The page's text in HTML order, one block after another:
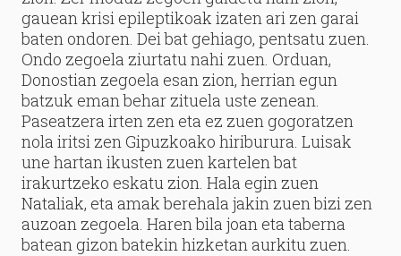
gauean krisi epileptikoak izaten ari zen garai
baten ondoren. Dei bat gehiago, pentsatu zuen.
Ondo zegoela ziurtatu nahi zuen. Orduan,
Donostian zegoela esan zion, herrian egun
batzuk eman behar zituela uste zenean.
Paseatzera irten zen eta ez zuen gogoratzen
nola iritsi zen Gipuzkoako hiriburura. Luisak
une hartan ikusten zuen kartelen bat
irakurtzeko eskatu zion. Hala egin zuen
Nataliak, eta amak berehala jakin zuen bizi zen
auzoan zegoela. Haren bila joan eta taberna
batean gizon batekin hizketan aurkitu zuen.